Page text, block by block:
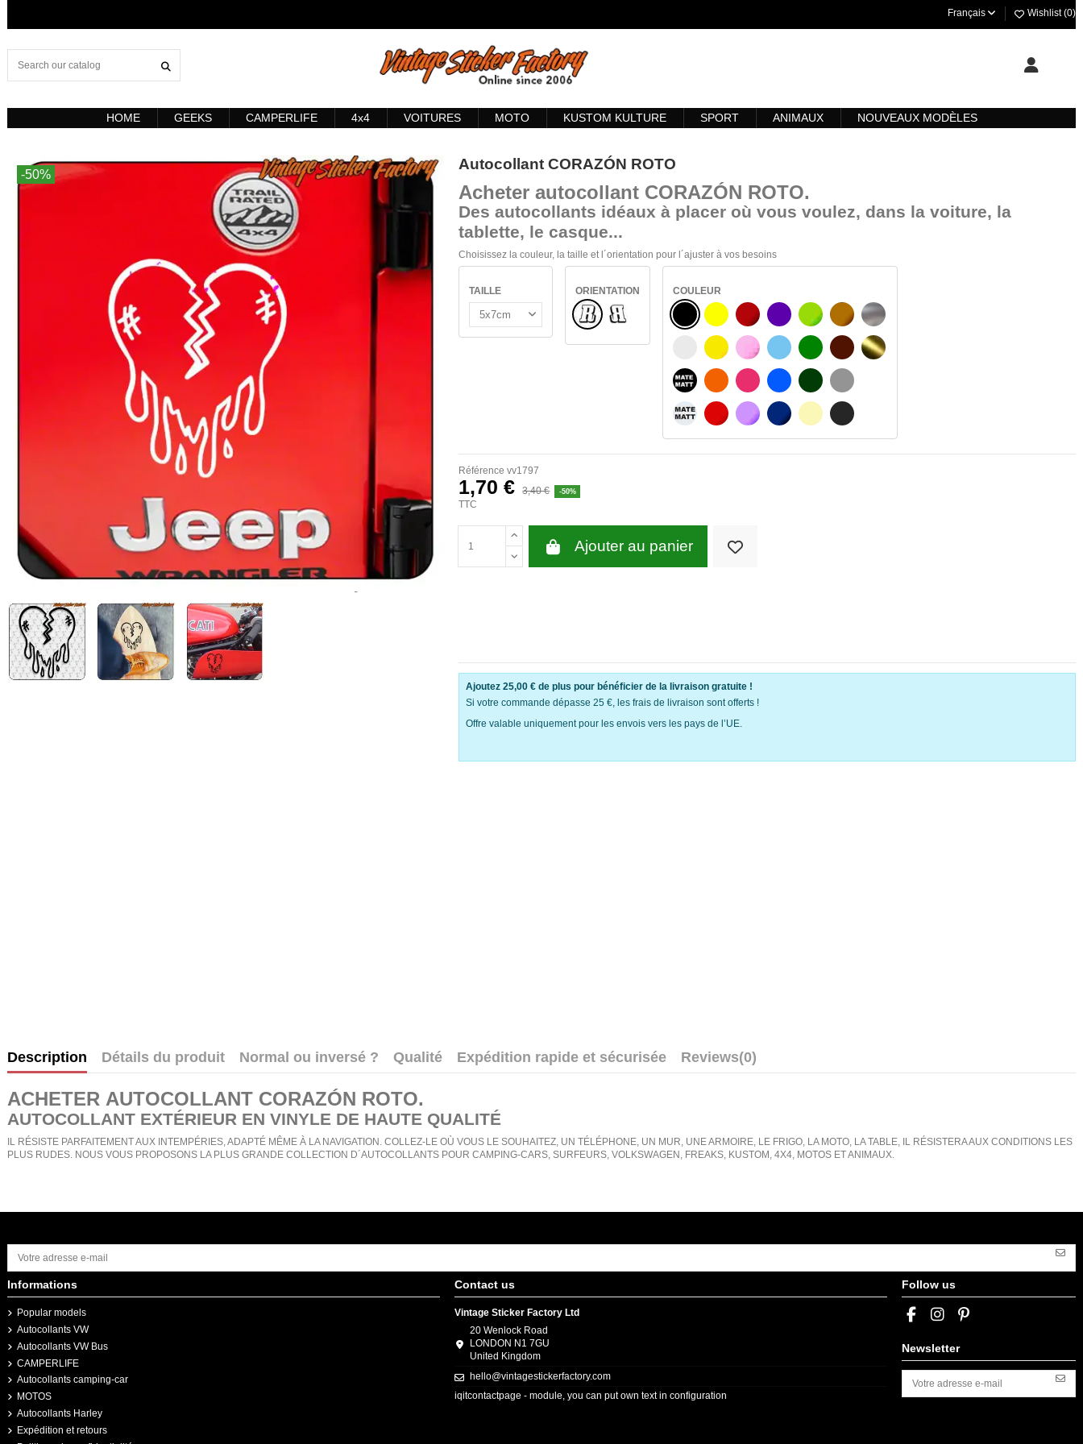
Français Wishlist (0)
HOME GEEKS CAMPERLIFE 4x4 VOITURES MOTO KUSTOM KULTURE SPORT ANIMAUX NOUVEAUX MODÈLES
-50%
Autocollant CORAZÓN ROTO
Acheter autocollant CORAZÓN ROTO.
Des autocollants idéaux à placer où vous voulez, dans la voiture, la
tablette, le casque...
Choisissez la couleur, la taille et l´orientation pour l´ajuster à vos besoins
TAILLE
ORIENTATION
NormalRenversé
COULEUR
NOIR
BLANC
NOIR MATÉ
BLANC MATÉ
JAUNE
JAUNE AMBRE
ORANGE
ROUGE
BOURGOGNE
ROSA
FUCHSIA
PURPLE
VIOLET
BLEU CLAIR
BLAU
BLEU FONCÉ
VERT CLAIR
VERT
VERT FONCÉ
BEIGE
NOISETTE
BRUN FONCÉ
GRIS CLAIR
GRIS FONCÉ
ARGENT
OR
Référence vv1797
1,70 € 3,40 € -50%
TTC
Ajouter au panier
Ajoutez 25,00 € de plus pour bénéficier de la livraison gratuite !
Si votre commande dépasse 25 €, les frais de livraison sont offerts !
Offre valable uniquement pour les envois vers les pays de l’UE.
Description Détails du produit Normal ou inversé ? Qualité Expédition rapide et sécurisée Reviews(0)
ACHETER AUTOCOLLANT CORAZÓN ROTO.
AUTOCOLLANT EXTÉRIEUR EN VINYLE DE HAUTE QUALITÉ
IL RÉSISTE PARFAITEMENT AUX INTEMPÉRIES, ADAPTÉ MÊME À LA NAVIGATION. COLLEZ-LE OÙ VOUS LE SOUHAITEZ, UN TÉLÉPHONE, UN MUR, UNE ARMOIRE, LE FRIGO, LA MOTO, LA TABLE, IL RÉSISTERA AUX CONDITIONS LES
PLUS RUDES. NOUS VOUS PROPOSONS LA PLUS GRANDE COLLECTION D´AUTOCOLLANTS POUR CAMPING-CARS, SURFEURS, VOLKSWAGEN, FREAKS, KUSTOM, 4X4, MOTOS ET ANIMAUX.
Informations
Popular models
Autocollants VW
Autocollants VW Bus
CAMPERLIFE
Autocollants camping-car
MOTOS
Autocollants Harley
Expédition et retours
Contact us
Vintage Sticker Factory Ltd
20 Wenlock Road
LONDON N1 7GU
United Kingdom
hello@vintagestickerfactory.com
iqitcontactpage - module, you can put own text in configuration
Follow us
Newsletter